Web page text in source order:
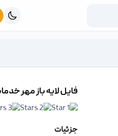
فایل لایه باز مهر
جزئیات